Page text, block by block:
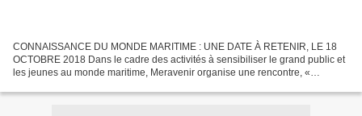
CONNAISSANCE DU MONDE MARITIME : UNE DATE À RETENIR, LE 18
OCTOBRE 2018 Dans le cadre des activités à sensibiliser le grand public et
les jeunes au monde maritime, Meravenir organise une rencontre, «